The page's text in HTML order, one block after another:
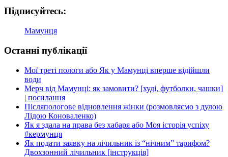
Підписуйтесь:
Мамунця
Останні публікації
Мої треті пологи або Як у Мамунці вперше відійшли
води
Мерч від Мамунці: як замовити? [худі, футболки, чашки]
| посилання
Післяпологове відновлення жінки (розмовляємо з дулою
Лідою Коноваленко)
Як я здала на права без хабаря або Моя історія успіху
#кермунця
Як подати заявку на лічильник із “нічним” тарифом?
Двохзонний лічильник [інструкція]